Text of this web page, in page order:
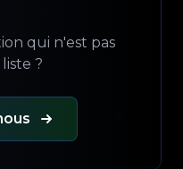
qui n'est pas
?